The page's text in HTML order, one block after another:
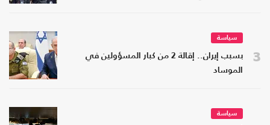
3
سياسة
بسبب إيران.. إقالة 2 من كبار المسؤولين في
الموساد
سياسة